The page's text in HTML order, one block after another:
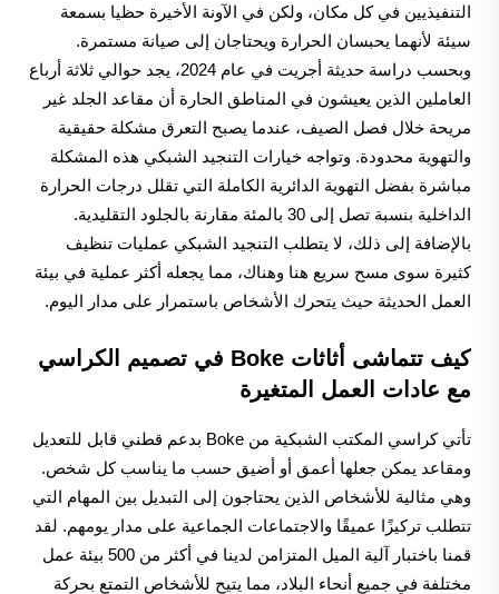
التنفيذيين في كل مكان، ولكن في الآونة الأخيرة حظيا بسمعة
سيئة لأنهما يحبسان الحرارة ويحتاجان إلى صيانة مستمرة.
وبحسب دراسة حديثة أجريت في عام 2024، يجد حوالي ثلاثة أرباع
العاملين الذين يعيشون في المناطق الحارة أن مقاعد الجلد غير
مريحة خلال فصل الصيف، عندما يصبح التعرق مشكلة حقيقية
والتهوية محدودة. وتواجه خيارات التنجيد الشبكي هذه المشكلة
مباشرة بفضل التهوية الدائرية الكاملة التي تقلل درجات الحرارة
الداخلية بنسبة تصل إلى 30 بالمئة مقارنة بالجلود التقليدية.
بالإضافة إلى ذلك، لا يتطلب التنجيد الشبكي عمليات تنظيف
كثيرة سوى مسح سريع هنا وهناك، مما يجعله أكثر عملية في بيئة
العمل الحديثة حيث يتحرك الأشخاص باستمرار على مدار اليوم.
كيف تتماشى أثاثات Boke في تصميم الكراسي
مع عادات العمل المتغيرة
تأتي كراسي المكتب الشبكية من Boke بدعم قطني قابل للتعديل
ومقاعد يمكن جعلها أعمق أو أضيق حسب ما يناسب كل شخص.
وهي مثالية للأشخاص الذين يحتاجون إلى التبديل بين المهام التي
تتطلب تركيزًا عميقًا والاجتماعات الجماعية على مدار يومهم. لقد
قمنا باختبار آلية الميل المتزامن لدينا في أكثر من 500 بيئة عمل
مختلفة في جميع أنحاء البلاد، مما يتيح للأشخاص التمتع بحركة